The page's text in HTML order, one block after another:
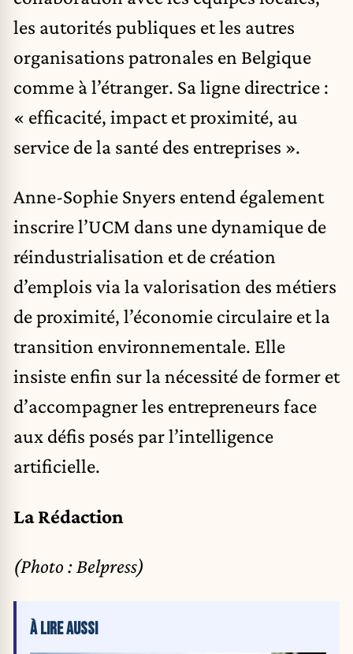
les autorités publiques et les autres
organisations patronales en Belgique
comme à l’étranger. Sa ligne directrice :
« efficacité, impact et proximité, au
service de la santé des entreprises ».
Anne-Sophie Snyers entend également
inscrire l’UCM dans une dynamique de
réindustrialisation et de création
d’emplois via la valorisation des métiers
de proximité, l’économie circulaire et la
transition environnementale. Elle
insiste enfin sur la nécessité de former et
d’accompagner les entrepreneurs face
aux défis posés par l’intelligence
artificielle.
La Rédaction
(Photo : Belpress)
À LIRE AUSSI